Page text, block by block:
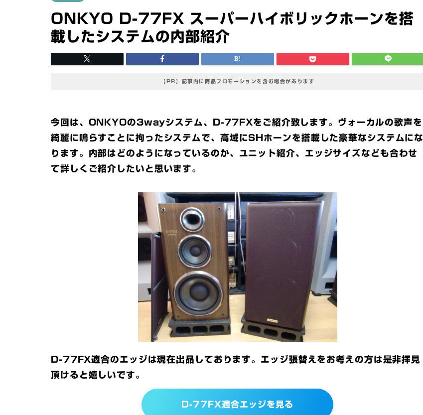
ONKYO D-77FX スーパーハイボリックホーンを搭
載したシステムの内部紹介
【PR】記事内に商品プロモーションを含む場合があります
今回は、ONKYOの3wayシステム、D-77FXをご紹介致します。ヴォーカルの歌声を
綺麗に鳴らすことに拘ったシステムで、高域にSHホーンを搭載した豪華なシステムにな
ります。内部はどのようになっているのか、ユニット紹介、エッジサイズなども合わせ
て詳しくご紹介したいと思います。
D-77FX適合のエッジは現在出品しております。エッジ張替えをお考えの方は是非拝見
頂けると嬉しいです。
D-77FX適合エッジを見る